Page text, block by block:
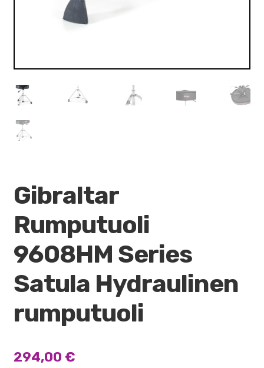
Gibraltar
Rumputuoli
9608HM Series
Satula Hydraulinen
rumputuoli
294,00 €